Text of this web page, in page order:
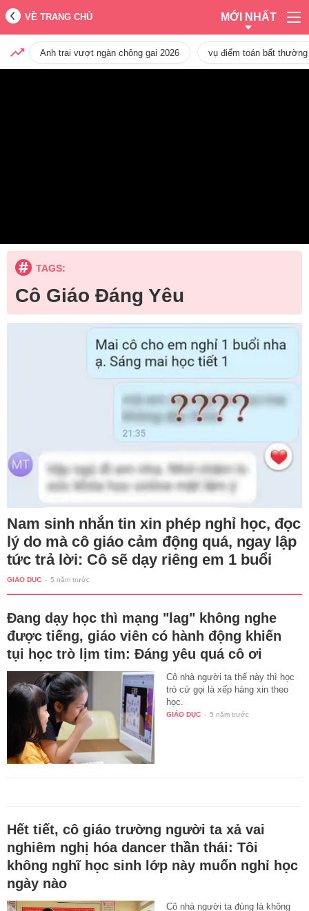
VỀ TRANG CHỦ MỚI NHẤT
Anh trai vượt ngàn chông gai 2026 vụ điểm toán bất
TAGS:
Cô Giáo Đáng Yêu
Nam sinh nhắn tin xin phép nghỉ học, đọc
lý do mà cô giáo cảm động quá, ngay lập
tức trả lời: Cô sẽ dạy riêng em 1 buổi
GIÁO DỤC - 5 năm trước
Đang dạy học thì mạng "lag" không nghe
được tiếng, giáo viên có hành động khiến
tụi học trò lịm tim: Đáng yêu quá cô ơi
Cô nhà người ta thế này thì học
trò cứ gọi là xếp hàng xin theo
học.
GIÁO DỤC - 5 năm trước
Hết tiết, cô giáo trường người ta xả vai
nghiêm nghị hóa dancer thần thái: Tôi
không nghĩ học sinh lớp này muốn nghỉ học
ngày nào
Cô nhà người ta đúng là không